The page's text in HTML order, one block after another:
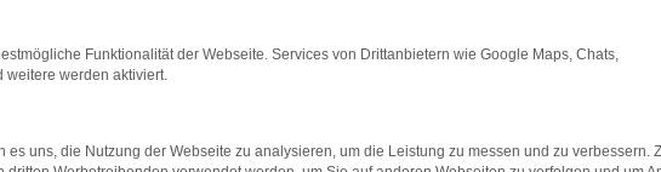
bestimmter Seiten verhindern. Funktioniert die Seite in einem anderen
beheben.
auf dem neuesten Stand sind.
kann auch dazu führen, dass bestimmte Funktionen nicht mehr
Funktionalität der Webseite. Services von Drittanbietern wie Google Maps, Chats,
weitere werden aktiviert.
es uns, die Nutzung der Webseite zu analysieren, um die Leistung zu messen und zu verbessern.